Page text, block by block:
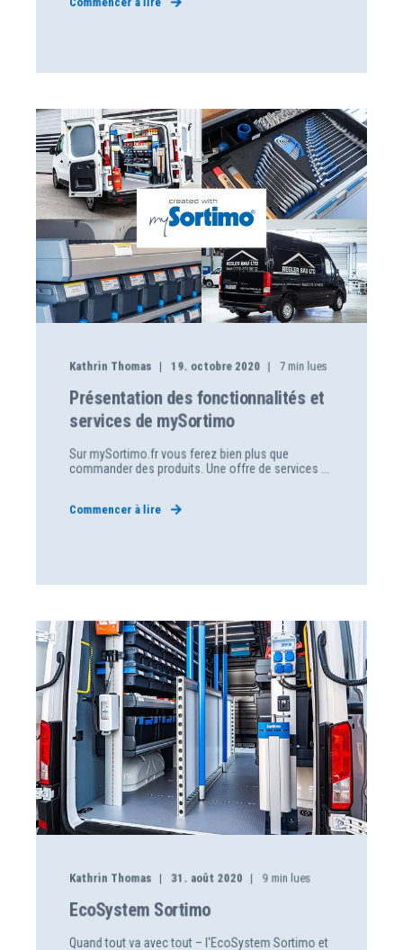
Kathrin Thomas 19. octobre 2020 7 min lues
Présentation des fonctionnalités et
services de mySortimo
Sur mySortimo.fr vous ferez bien plus que
commander des produits. Une offre de services ...
Commencer à lire
Kathrin Thomas 31. août 2020 9 min lues
EcoSystem Sortimo
Quand tout va avec tout – l'EcoSystem Sortimo et